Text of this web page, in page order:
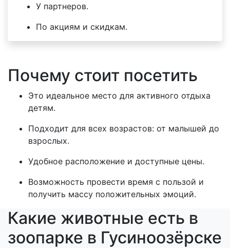
У партнеров.
По акциям и скидкам.
Почему стоит посетить
Это идеальное место для активного отдыха
детям.
Подходит для всех возрастов: от малышей до
взрослых.
Удобное расположение и доступные цены.
Возможность провести время с пользой и
получить массу положительных эмоций.
Какие животные есть в
зоопарке в Гусиноозёрске